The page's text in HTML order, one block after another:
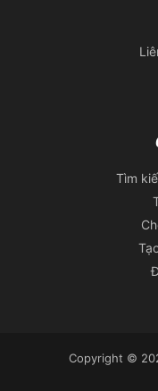
Tìm
Copyright ©